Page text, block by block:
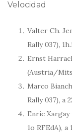
Velocidad
Valter Ch.
Rally 037),
Ernst
(Austria/
Marco
Rally 037), a
Enric
1o RFEdA), a